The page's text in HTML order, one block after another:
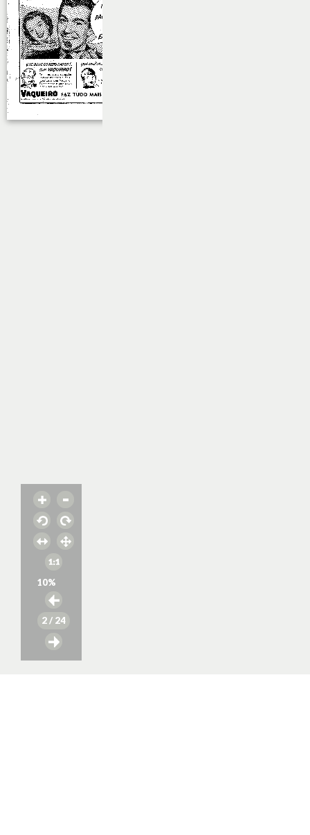
10%
2/ 24